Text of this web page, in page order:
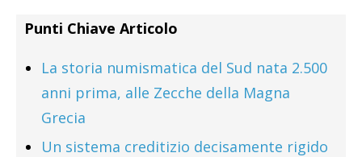
Punti Chiave Articolo
La storia numismatica del Sud nata 2.500
anni prima, alle Zecche della Magna
Grecia
Un sistema creditizio decisamente rigido